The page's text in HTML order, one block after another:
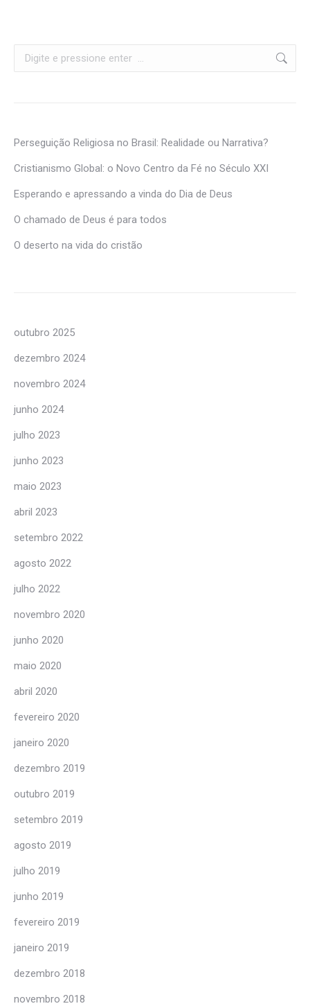
Search:
Perseguição Religiosa no Brasil: Realidade ou Narrativa?
Cristianismo Global: o Novo Centro da Fé no Século XXI
Esperando e apressando a vinda do Dia de Deus
O chamado de Deus é para todos
O deserto na vida do cristão
outubro 2025
dezembro 2024
novembro 2024
junho 2024
julho 2023
junho 2023
maio 2023
abril 2023
setembro 2022
agosto 2022
julho 2022
novembro 2020
junho 2020
maio 2020
abril 2020
fevereiro 2020
janeiro 2020
dezembro 2019
outubro 2019
setembro 2019
agosto 2019
julho 2019
junho 2019
fevereiro 2019
janeiro 2019
dezembro 2018
novembro 2018